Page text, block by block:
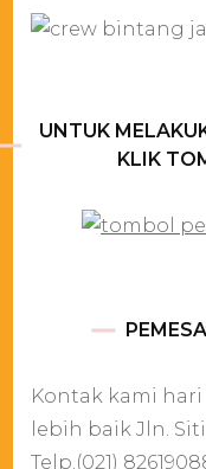
UNTUK
KLIK
Kontak kami
lebih baik Jln.
Telp.(021)